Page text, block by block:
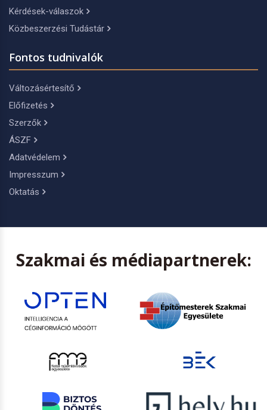
Kérdések-válaszok
Közbeszerzési Tudástár
Fontos tudnivalók
Változásértesítő
Előfizetés
Szerzők
ÁSZF
Adatvédelem
Impresszum
Oktatás
Szakmai és médiapartnerek: